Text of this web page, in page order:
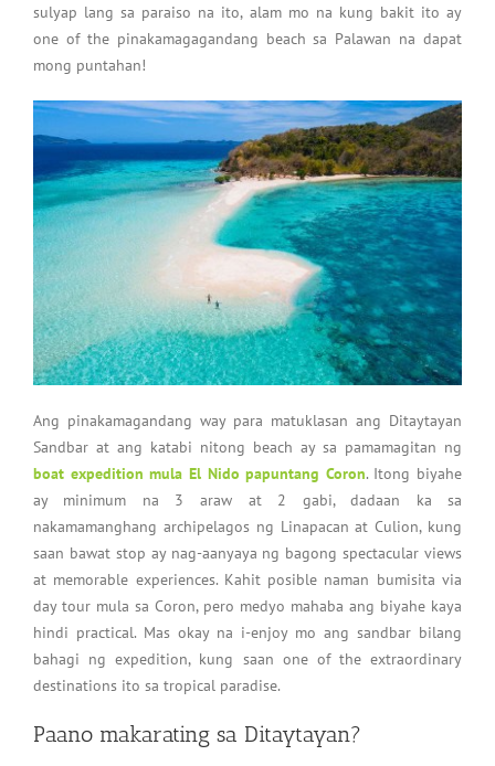
sulyap lang sa paraiso na ito, alam mo na kung bakit ito ay
one of the pinakamagagandang beach sa Palawan na dapat
mong puntahan!
Ang pinakamagandang way para matuklasan ang Ditaytayan
Sandbar at ang katabi nitong beach ay sa pamamagitan ng
boat expedition mula El Nido papuntang Coron. Itong biyahe
ay minimum na 3 araw at 2 gabi, dadaan ka sa
nakamamanghang archipelagos ng Linapacan at Culion, kung
saan bawat stop ay nag-aanyaya ng bagong spectacular views
at memorable experiences. Kahit posible naman bumisita via
day tour mula sa Coron, pero medyo mahaba ang biyahe kaya
hindi practical. Mas okay na i-enjoy mo ang sandbar bilang
bahagi ng expedition, kung saan one of the extraordinary
destinations ito sa tropical paradise.
Paano makarating sa Ditaytayan?